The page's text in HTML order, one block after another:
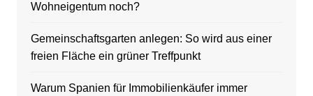
Wohneigentum noch?
Gemeinschaftsgarten anlegen: So wird aus einer
freien Fläche ein grüner Treffpunkt
Warum Spanien für Immobilienkäufer immer